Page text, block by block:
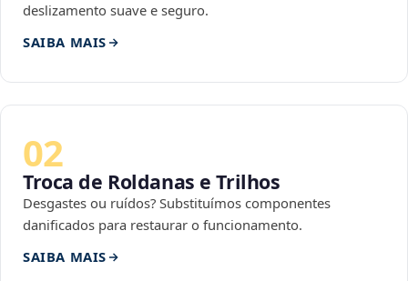
deslizamento suave e seguro.
SAIBA MAIS
02
Troca de Roldanas e Trilhos
Desgastes ou ruídos? Substituímos componentes
danificados para restaurar o funcionamento.
SAIBA MAIS